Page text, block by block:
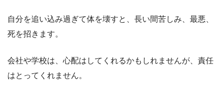
自分を追い込み過ぎて体を壊すと、長い間苦しみ、最悪、
死を招きます。
会社や学校は、心配はしてくれるかもしれませんが、責任
はとってくれません。